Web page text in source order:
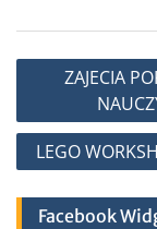
Nawigacja
ZAJECIA
LEGO
Facebook